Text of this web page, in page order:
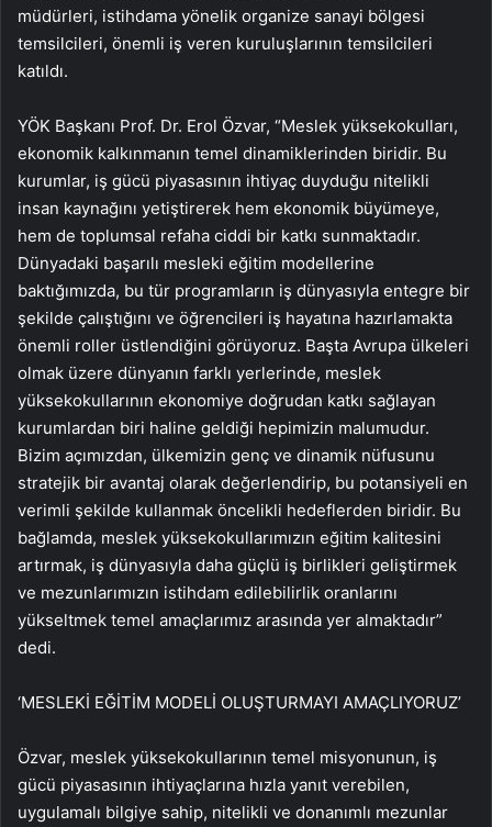
müdürleri, istihdama yönelik organize sanayi bölgesi
temsilcileri, önemli iş veren kuruluşlarının temsilcileri
katıldı.
YÖK Başkanı Prof. Dr. Erol Özvar, “Meslek yüksekokulları,
ekonomik kalkınmanın temel dinamiklerinden biridir. Bu
kurumlar, iş gücü piyasasının ihtiyaç duyduğu nitelikli
insan kaynağını yetiştirerek hem ekonomik büyümeye,
hem de toplumsal refaha ciddi bir katkı sunmaktadır.
Dünyadaki başarılı mesleki eğitim modellerine
baktığımızda, bu tür programların iş dünyasıyla entegre bir
şekilde çalıştığını ve öğrencileri iş hayatına hazırlamakta
önemli roller üstlendiğini görüyoruz. Başta Avrupa ülkeleri
olmak üzere dünyanın farklı yerlerinde, meslek
yüksekokullarının ekonomiye doğrudan katkı sağlayan
kurumlardan biri haline geldiği hepimizin malumudur.
Bizim açımızdan, ülkemizin genç ve dinamik nüfusunu
stratejik bir avantaj olarak değerlendirip, bu potansiyeli en
verimli şekilde kullanmak öncelikli hedeflerden biridir. Bu
bağlamda, meslek yüksekokullarımızın eğitim kalitesini
artırmak, iş dünyasıyla daha güçlü iş birlikleri geliştirmek
ve mezunlarımızın istihdam edilebilirlik oranlarını
yükseltmek temel amaçlarımız arasında yer almaktadır”
dedi.
‘MESLEKİ EĞİTİM MODELİ OLUŞTURMAYI AMAÇLIYORUZ’
Özvar, meslek yüksekokullarının temel misyonunun, iş
gücü piyasasının ihtiyaçlarına hızla yanıt verebilen,
uygulamalı bilgiye sahip, nitelikli ve donanımlı mezunlar